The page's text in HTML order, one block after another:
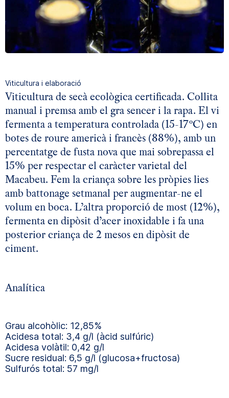
Viticultura i elaboració
Viticultura de secà ecològica certificada. Collita
manual i premsa amb el gra sencer i la rapa. El vi
fermenta a temperatura controlada (15-17ºC) en
botes de roure americà i francès (88%), amb un
percentatge de fusta nova que mai sobrepassa el
15% per respectar el caràcter varietal del
Macabeu. Fem la criança sobre les pròpies lies
amb battonage setmanal per augmentar-ne el
volum en boca. L’altra proporció de most (12%),
fermenta en dipòsit d’acer inoxidable i fa una
posterior criança de 2 mesos en dipòsit de
ciment.
Analítica
Grau alcohòlic: 12,85%
Acidesa total: 3,4 g/l (àcid sulfúric)
Acidesa volàtil: 0,42 g/l
Sucre residual: 6,5 g/l (glucosa+fructosa)
Sulfurós total: 57 mg/l